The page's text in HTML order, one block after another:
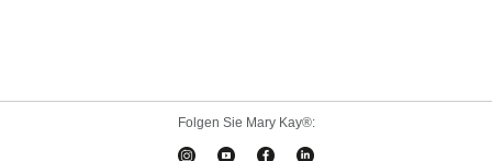
Folgen Sie Mary Kay®: